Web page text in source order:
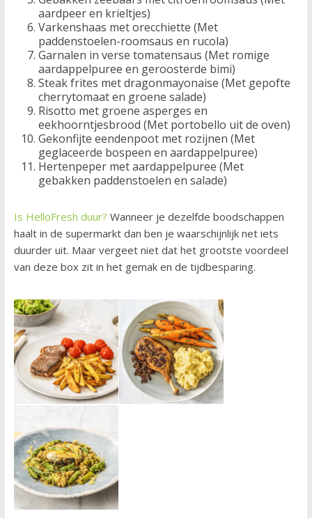
aardpeer en krieltjes)
Varkenshaas met orecchiette (Met
paddenstoelen-roomsaus en rucola)
Garnalen in verse tomatensaus (Met romige
aardappelpuree en geroosterde bimi)
Steak frites met dragonmayonaise (Met gepofte
cherrytomaat en groene salade)
Risotto met groene asperges en
eekhoorntjesbrood (Met portobello uit de oven)
Gekonfijte eendenpoot met rozijnen (Met
geglaceerde bospeen en aardappelpuree)
Hertenpeper met aardappelpuree (Met
gebakken paddenstoelen en salade)
Is HelloFresh duur? Wanneer je dezelfde boodschappen
haalt in de supermarkt dan ben je waarschijnlijk net iets
duurder uit. Maar vergeet niet dat het grootste voordeel
van deze box zit in het gemak en de tijdbesparing.